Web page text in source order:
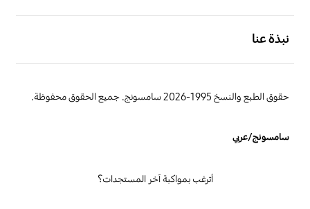
نبذة عنا
حقوق الطبع والنسخ 1995-2026 سامسونج. جميع الحقوق محفوظة.
سامسونج/عربي
أترغب بمواكبة آخر المستجدات؟